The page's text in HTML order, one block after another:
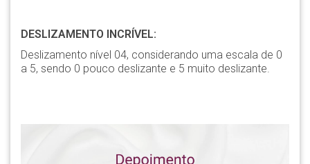
DESLIZAMENTO INCRÍVEL:
Deslizamento nível 04, considerando uma escala de 0
a 5, sendo 0 pouco deslizante e 5 muito deslizante.